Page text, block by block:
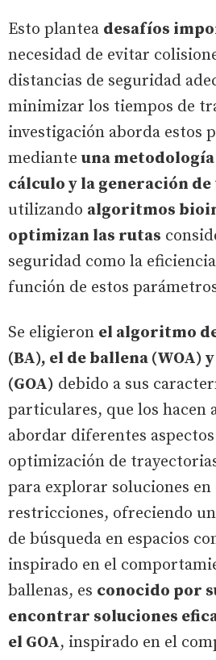
Esto plantea desafíos
necesidad de evitar
distancias de seguridad
minimizar los tiempos de
investigación aborda estos
mediante una metodología
cálculo y la generación
utilizando algoritmos
optimizan las rutas
seguridad como la
función de estos
Se eligieron el algoritmo
(BA), el de ballena (WOA)
(GOA) debido a sus
particulares, que los hacen
abordar diferentes
optimización de
para explorar soluciones
restricciones, ofreciendo
de búsqueda en espacios
inspirado en el
ballenas, es conocido por
encontrar soluciones
el GOA, inspirado en el